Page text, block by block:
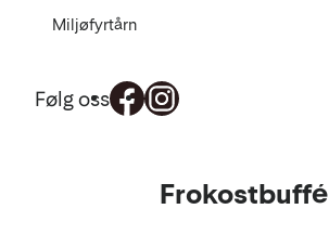
Miljøfyrtårn
Følg oss
Frokostbuffé